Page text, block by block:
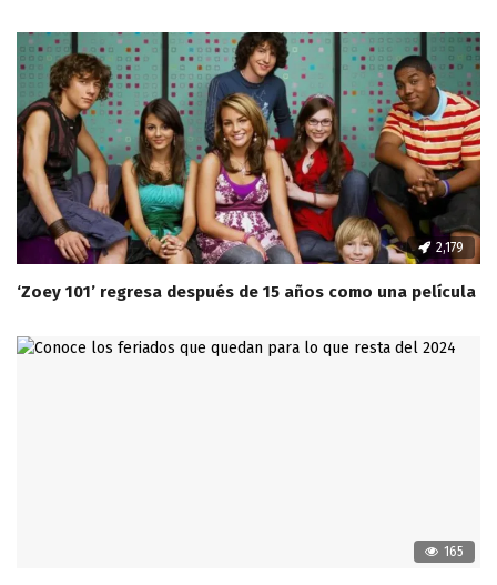
2,179
‘Zoey 101’ regresa después de 15 años como una película
165